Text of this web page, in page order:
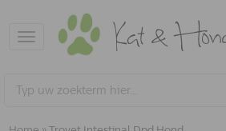
Toggle
navigation